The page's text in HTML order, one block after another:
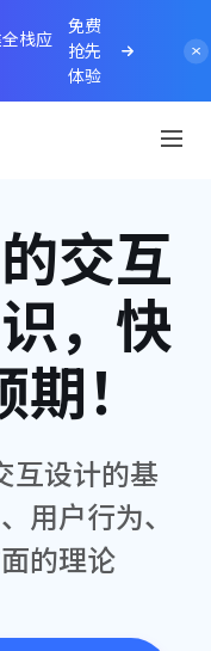
栈应
免费
抢先
体验
交互
，快
！
互设计的基
用户行为、
的理论